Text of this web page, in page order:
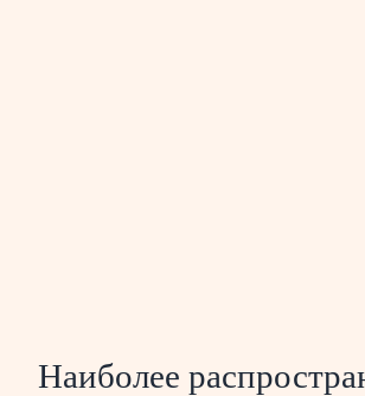
Наиболее